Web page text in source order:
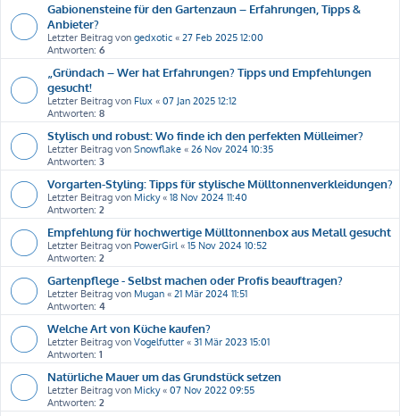
Gabionensteine für den Gartenzaun – Erfahrungen, Tipps &
Anbieter?
Letzter Beitrag von gedxotic « 27 Feb 2025 12:00
Antworten: 6
„Gründach – Wer hat Erfahrungen? Tipps und Empfehlungen
gesucht!
Letzter Beitrag von Flux « 07 Jan 2025 12:12
Antworten: 8
Stylisch und robust: Wo finde ich den perfekten Mülleimer?
Letzter Beitrag von Snowflake « 26 Nov 2024 10:35
Antworten: 3
Vorgarten-Styling: Tipps für stylische Mülltonnenverkleidungen?
Letzter Beitrag von Micky« 18 Nov 2024 11:40
Antworten: 2
Empfehlung für hochwertige Mülltonnenbox aus Metall gesucht
Letzter Beitrag von PowerGirl« 15 Nov 2024 10:52
Antworten: 2
Gartenpflege - Selbst machen oder Profis beauftragen?
Letzter Beitrag von Mugan « 21 Mär 2024 11:51
Antworten: 4
Welche Art von Küche kaufen?
Letzter Beitrag von Vogelfutter « 31 Mär 2023 15:01
Antworten: 1
Natürliche Mauer um das Grundstück setzen
Letzter Beitrag von Micky« 07 Nov 2022 09:55
Antworten: 2